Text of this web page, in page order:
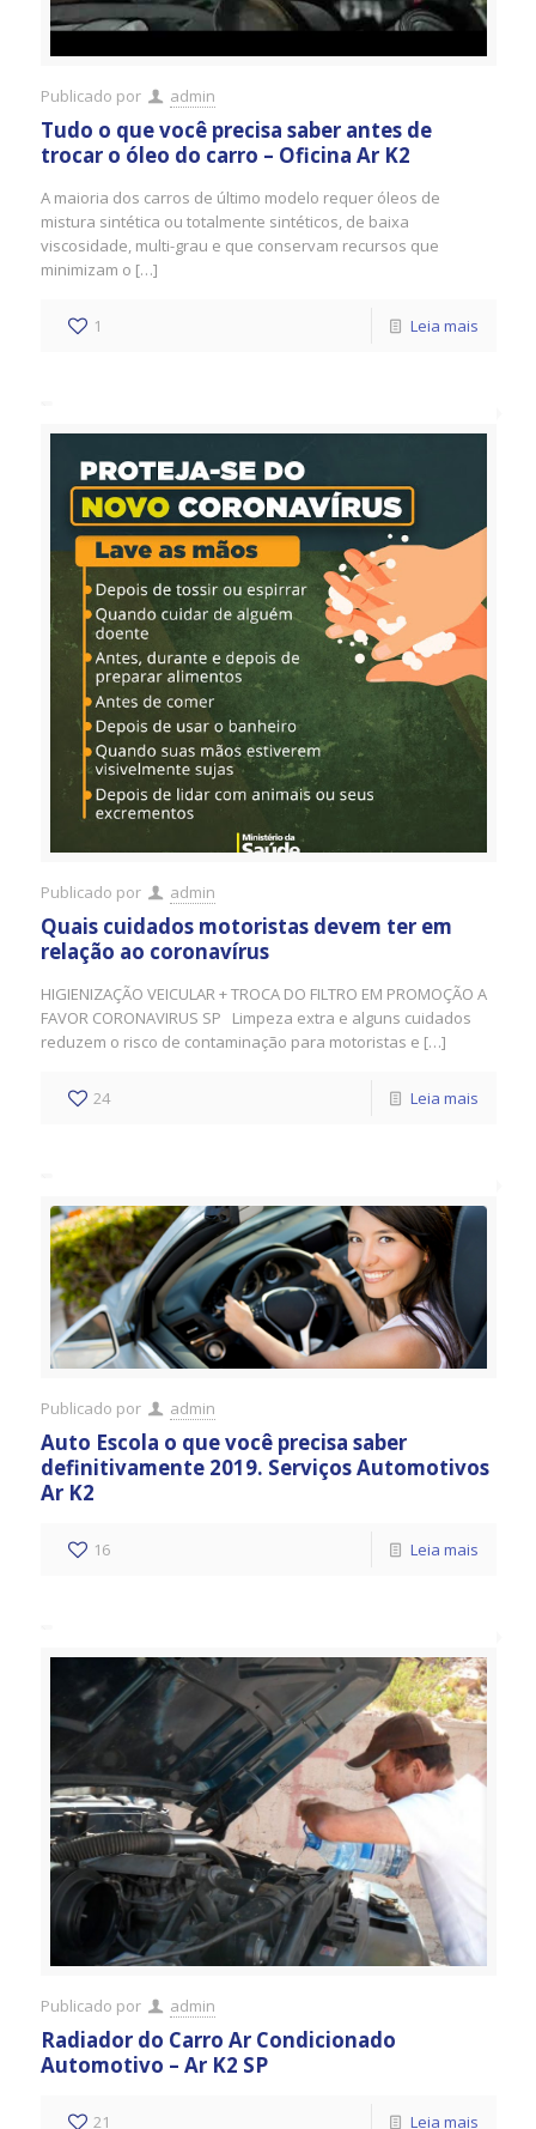
Publicado por admin
Tudo o que você precisa saber antes de
trocar o óleo do carro – Oficina Ar K2
A maioria dos carros de último modelo requer óleos de
mistura sintética ou totalmente sintéticos, de baixa
viscosidade, multi-grau e que conservam recursos que
minimizam o […]
1 Leia mais
Publicado por admin
Quais cuidados motoristas devem ter em
relação ao coronavírus
HIGIENIZAÇÃO VEICULAR + TROCA DO FILTRO EM PROMOÇÃO A
FAVOR CORONAVIRUS SP Limpeza extra e alguns cuidados
reduzem o risco de contaminação para motoristas e […]
24 Leia mais
Publicado por admin
Auto Escola o que você precisa saber
definitivamente 2019. Serviços Automotivos
Ar K2
16 Leia mais
Publicado por admin
Radiador do Carro Ar Condicionado
Automotivo – Ar K2 SP
21 Leia mais